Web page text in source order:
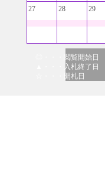
27 28 29
◎・・・閲覧開始日
▲・・・入札終了日
☆・・・開札日